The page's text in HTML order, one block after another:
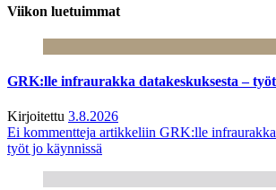
Viikon luetuimmat
GRK:lle infraurakka datakeskuksesta –
Kirjoitettu 3.8.2026
Ei kommentteja artikkeliin GRK:lle infraurakka
työt jo käynnissä